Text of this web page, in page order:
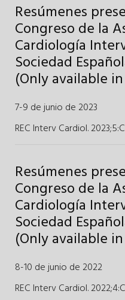
Resúmenes
Congreso de la
Cardiología
Sociedad
(Only available
7-9 de junio de 2023
REC Interv Cardiol. 2023;5:
Resúmenes
Congreso de la
Cardiología
Sociedad
(Only available
8-10 de junio de 2022
REC Interv Cardiol. 2022;4: